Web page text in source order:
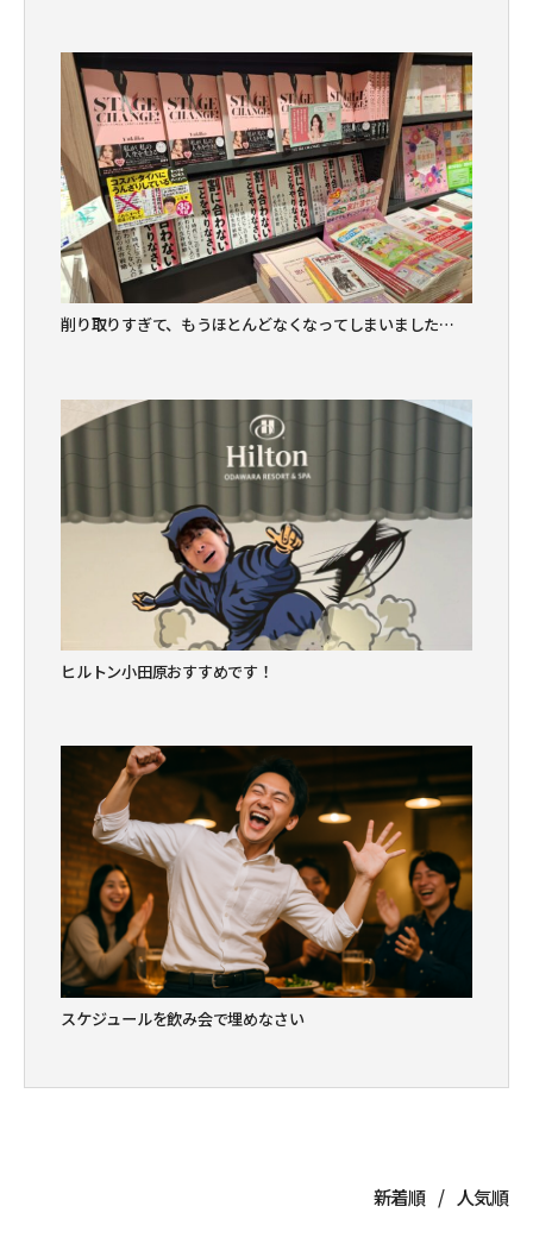
削り取りすぎて、もうほとんどなくなってしまいました…
ヒルトン小田原おすすめです！
スケジュールを飲み会で埋めなさい
新着順 人気順